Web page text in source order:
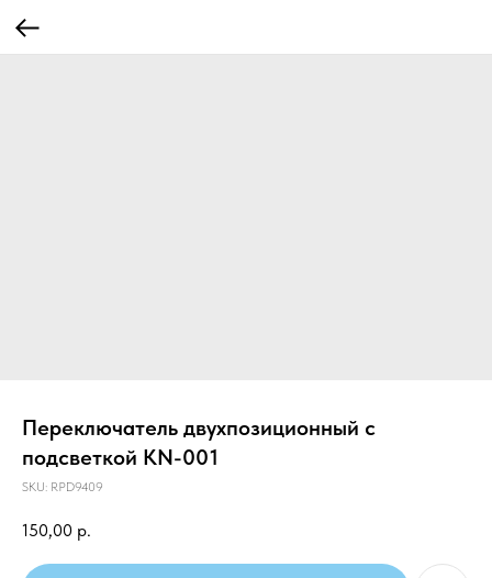
Переключатель двухпозиционный с
подсветкой KN-001
SKU: RPD9409
150,00 р.